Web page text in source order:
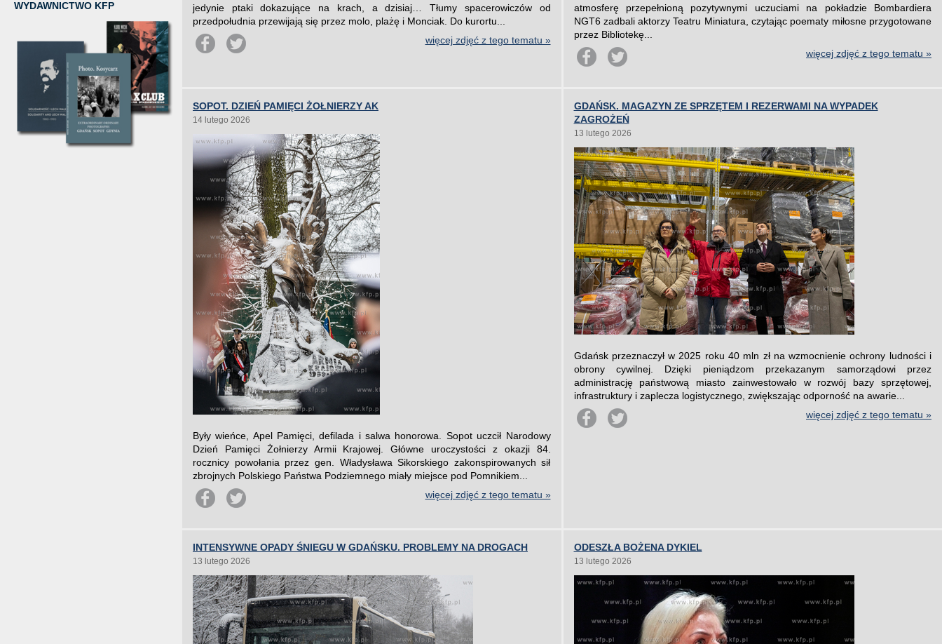
WYDAWNICTWO KFP
jedynie ptaki dokazujące na krach, a dzisiaj… Tłumy spacerowiczów od
przedpołudnia przewijają się przez molo, plażę i Monciak. Do kurortu...
więcej zdjęć z tego tematu »
atmosferę przepełnioną pozytywnymi uczuciami na pokładzie Bombardiera
NGT6 zadbali aktorzy Teatru Miniatura, czytając poematy miłosne przygotowane
przez Bibliotekę...
więcej zdjęć z tego tematu »
SOPOT. DZIEŃ PAMIĘCI ŻOŁNIERZY AK
14 lutego 2026
Były wieńce, Apel Pamięci, defilada i salwa honorowa. Sopot uczcił Narodowy
Dzień Pamięci Żołnierzy Armii Krajowej. Główne uroczystości z okazji 84.
rocznicy powołania przez gen. Władysława Sikorskiego zakonspirowanych sił
zbrojnych Polskiego Państwa Podziemnego miały miejsce pod Pomnikiem...
więcej zdjęć z tego tematu »
GDAŃSK. MAGAZYN ZE SPRZĘTEM I REZERWAMI NA WYPADEK
ZAGROŻEŃ
13 lutego 2026
Gdańsk przeznaczył w 2025 roku 40 mln zł na wzmocnienie ochrony ludności i
obrony cywilnej. Dzięki pieniądzom przekazanym samorządowi przez
administrację państwową miasto zainwestowało w rozwój bazy sprzętowej,
infrastruktury i zaplecza logistycznego, zwiększając odporność na awarie...
więcej zdjęć z tego tematu »
INTENSYWNE OPADY ŚNIEGU W GDAŃSKU. PROBLEMY NA DROGACH
13 lutego 2026
ODESZŁA BOŻENA DYKIEL
13 lutego 2026